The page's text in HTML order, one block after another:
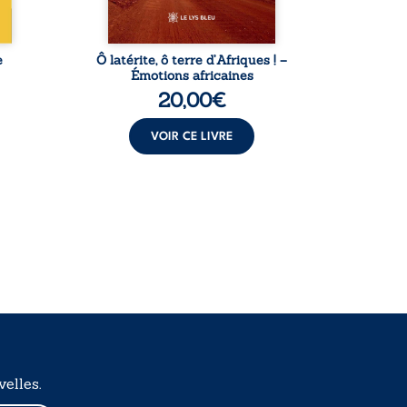
instantanés ...
Ô latérite, ô terre d’Afriques ! –
Émotions africaines
20,00€
VOIR CE LIVRE